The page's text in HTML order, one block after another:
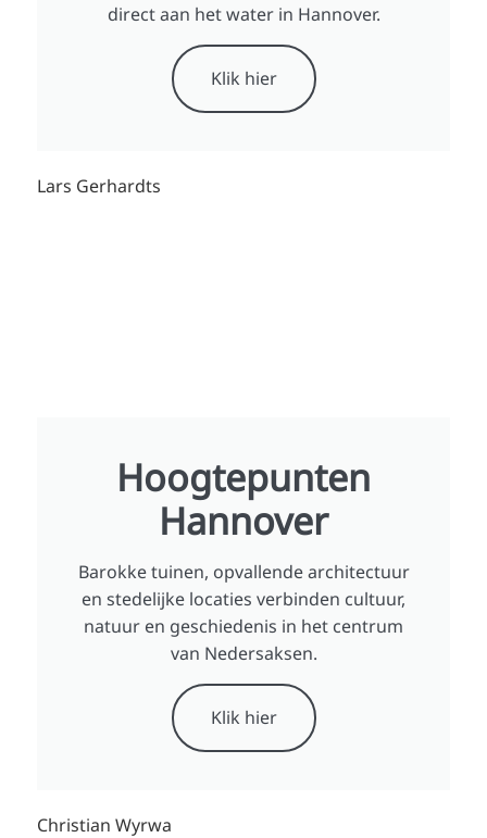
direct aan het water in Hannover.
Klik hier
Lars Gerhardts
Hoogtepunten
Hannover
Barokke tuinen, opvallende architectuur
en stedelijke locaties verbinden cultuur,
natuur en geschiedenis in het centrum
van Nedersaksen.
Klik hier
Christian Wyrwa